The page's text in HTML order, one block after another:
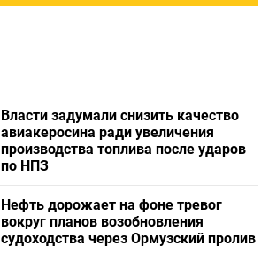
Власти задумали снизить качество
авиакеросина ради увеличения
производства топлива после ударов
по НПЗ
Нефть дорожает на фоне тревог
вокруг планов возобновления
судоходства через Ормузский пролив